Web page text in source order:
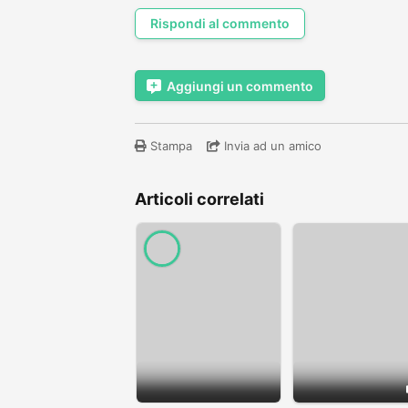
Rispondi al commento
Aggiungi un commento
Stampa Invia ad un amico
Articoli correlati